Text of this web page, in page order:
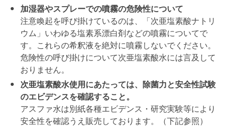
加湿器やスプレーでの噴霧の危険性について
注意喚起を呼び掛けているのは、「次亜塩素酸ナトリ
ウム」いわゆる塩素系漂白剤などの噴霧についてで
す。これらの希釈液を絶対に噴霧しないでください。
危険性の呼び掛けについて次亜塩素酸水には言及して
おりません。
次亜塩素酸水使用にあたっては、除菌力と安全性試験
のエビデンスを確認すること。
アスファ水は別紙各種エビデンス・研究実験等により
安全性を確認うえ販売しております。（下記参照）